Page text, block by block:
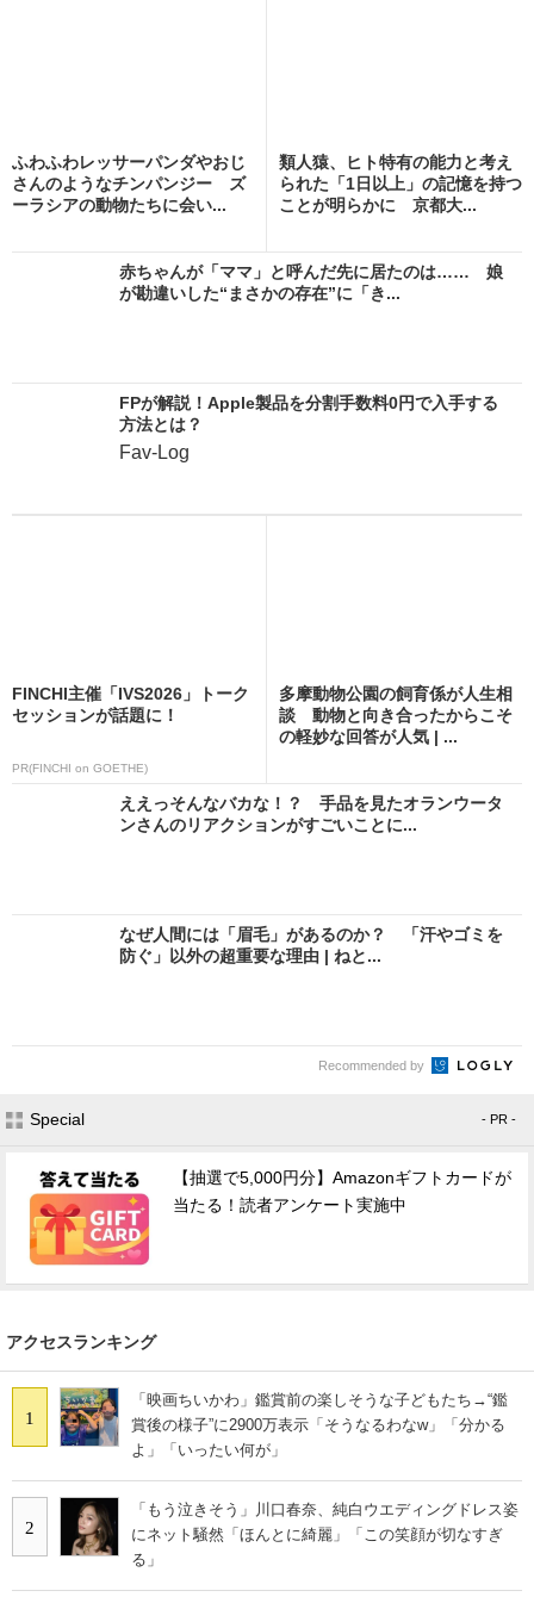
ふわふわレッサーパンダやおじ
さんのようなチンパンジー ズ
ーラシアの動物たちに会い...
類人猿、ヒト特有の能力と考え
られた「1日以上」の記憶を持つ
ことが明らかに 京都大...
赤ちゃんが「ママ」と呼んだ先に居たのは…… 娘
が勘違いした“まさかの存在”に「き...
FPが解説！Apple製品を分割手数料0円で入手する
方法とは？
Fav-Log
FINCHI主催「IVS2026」トーク
セッションが話題に！
PR(FINCHI on GOETHE)
多摩動物公園の飼育係が人生相
談 動物と向き合ったからこそ
の軽妙な回答が人気 | ...
ええっそんなバカな！？ 手品を見たオランウータ
ンさんのリアクションがすごいことに...
なぜ人間には「眉毛」があるのか？ 「汗やゴミを
防ぐ」以外の超重要な理由 | ねと...
Recommended by
Special - PR -
【抽選で5,000円分】Amazonギフトカードが
当たる！読者アンケート実施中
アクセスランキング
1
「映画ちいかわ」鑑賞前の楽しそうな子どもたち→“鑑
賞後の様子”に2900万表示「そうなるわなw」「分かる
よ」「いったい何が」
2
「もう泣きそう」川口春奈、純白ウエディングドレス姿
にネット騒然「ほんとに綺麗」「この笑顔が切なすぎ
る」